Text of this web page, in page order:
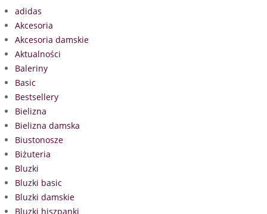
adidas
Akcesoria
Akcesoria damskie
Aktualności
Baleriny
Basic
Bestsellery
Bielizna
Bielizna damska
Biustonosze
Biżuteria
Bluzki
Bluzki basic
Bluzki damskie
Bluzki hiszpanki